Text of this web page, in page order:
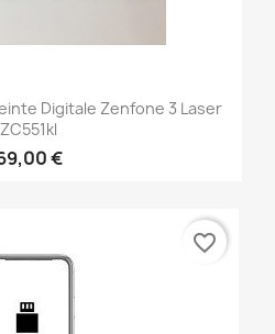
Digitale Zenfone 3 Laser
ZC551kl
€
favorite_border